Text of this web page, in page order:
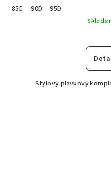
85D
90D
95D
Stylový plavkový